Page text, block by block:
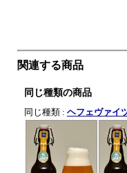
関連する商品
同じ種類の商品
同じ種類 : ヘフェヴァイ